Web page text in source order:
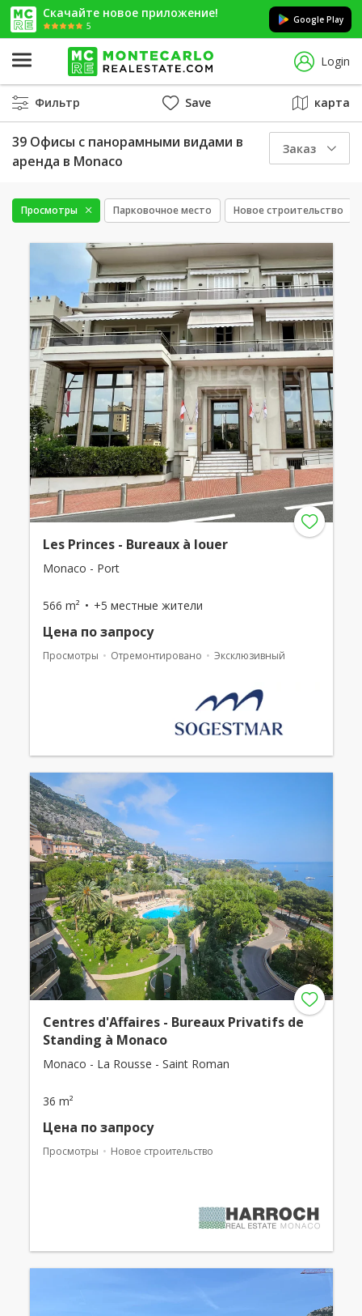
Скачайте новое приложение!
5
Google Play
Login
Фильтр Save карта
39 Офисы с панорамными видами в
аренда в Monaco
Заказ
Просмотры Парковочное место Новое строительство
Les Princes - Bureaux à louer
Monaco - Port
566 m² +5 местные жители
Цена по запросу
Просмотры Отремонтировано Эксклюзивный
Centres d'Affaires - Bureaux Privatifs de
Standing à Monaco
Monaco - La Rousse - Saint Roman
36 m²
Цена по запросу
Просмотры Новое строительство